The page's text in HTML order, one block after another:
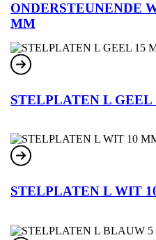
ONDERSTEUNENDE
MM
STELPLATEN L GEEL
STELPLATEN L WIT